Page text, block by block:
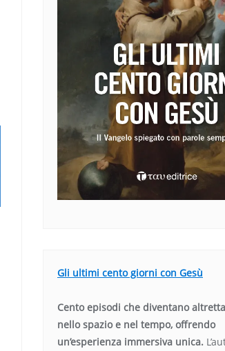
Gli ultimi cento giorni con Gesù
Cento episodi che diventano
nello spazio e nel tempo, offrendo
un’esperienza immersiva unica.